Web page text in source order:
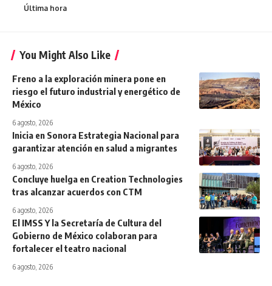
Última hora
You Might Also Like
Freno a la exploración minera pone en
riesgo el futuro industrial y energético de
México
6 agosto, 2026
Inicia en Sonora Estrategia Nacional para
garantizar atención en salud a migrantes
6 agosto, 2026
Concluye huelga en Creation Technologies
tras alcanzar acuerdos con CTM
6 agosto, 2026
El IMSS Y la Secretaría de Cultura del
Gobierno de México colaboran para
fortalecer el teatro nacional
6 agosto, 2026